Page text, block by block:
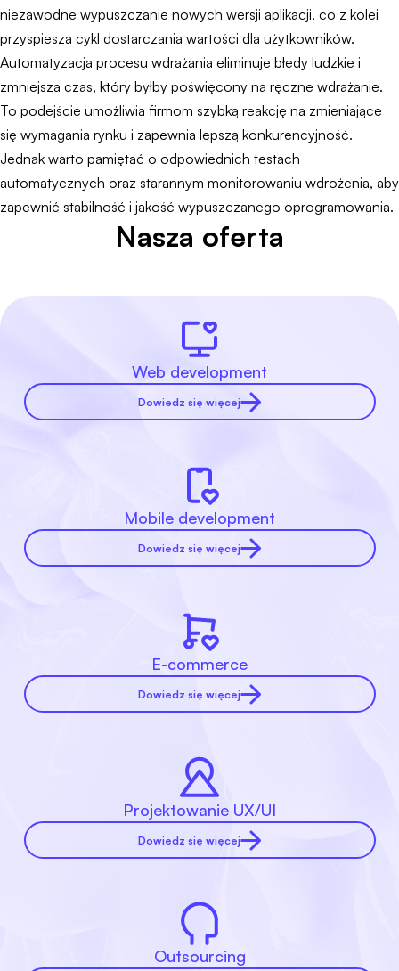
niezawodne wypuszczanie nowych wersji aplikacji, co z kolei
przyspiesza cykl dostarczania wartości dla użytkowników.
Automatyzacja procesu wdrażania eliminuje błędy ludzkie i
zmniejsza czas, który byłby poświęcony na ręczne wdrażanie.
To podejście umożliwia firmom szybką reakcję na zmieniające
się wymagania rynku i zapewnia lepszą konkurencyjność.
Jednak warto pamiętać o odpowiednich testach
automatycznych oraz starannym monitorowaniu wdrożenia, aby
zapewnić stabilność i jakość wypuszczanego oprogramowania.
Nasza oferta
Web development
Dowiedz się więcej
Mobile development
Dowiedz się więcej
E-commerce
Dowiedz się więcej
Projektowanie UX/UI
Dowiedz się więcej
Outsourcing